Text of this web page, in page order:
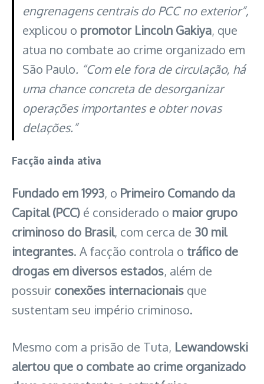
engrenagens centrais do PCC no exterior”,
explicou o promotor Lincoln Gakiya, que
atua no combate ao crime organizado em
São Paulo. “Com ele fora de circulação, há
uma chance concreta de desorganizar
operações importantes e obter novas
delações.”
Facção ainda ativa
Fundado em 1993, o Primeiro Comando da
Capital (PCC) é considerado o maior grupo
criminoso do Brasil, com cerca de 30 mil
integrantes. A facção controla o tráfico de
drogas em diversos estados, além de
possuir conexões internacionais que
sustentam seu império criminoso.
Mesmo com a prisão de Tuta, Lewandowski
alertou que o combate ao crime organizado